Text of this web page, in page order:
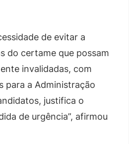
de evitar a
do certame que possam
invalidadas, com
para a Administração
justifica o
de urgência”, afirmou